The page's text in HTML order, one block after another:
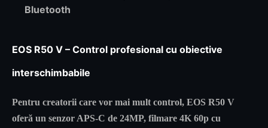
Bluetooth
EOS R50 V – Control profesional cu obiective
interschimbabile
Pentru creatorii care vor mai mult control, EOS R50 V
oferă un senzor APS-C de 24MP, filmare 4K 60p cu